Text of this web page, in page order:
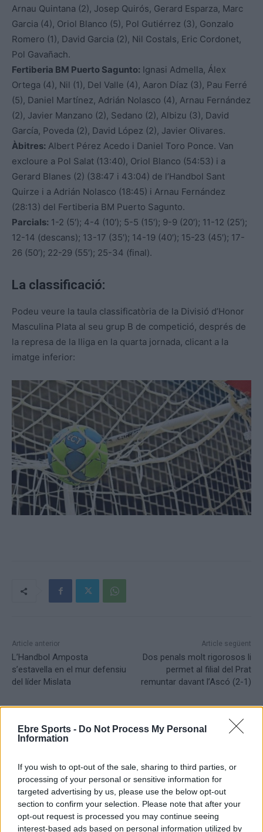
Ebre Sports - Do Not Process My Personal
Information
If you wish to opt-out of the sale, sharing to third parties, or
processing of your personal or sensitive information for
targeted advertising by us, please use the below opt-out
section to confirm your selection. Please note that after your
opt-out request is processed you may continue seeing
interest-based ads based on personal information utilized by
Arnau Quintana (2), Josep Quirós, Gerard Esparza, Marc
Garcia (4), Oriol Blanco (5), Pol Gutiérrez (3), Gonzalo
Romero (1), David Garcia (2), Nil Costals, Eric Cordonet,
Pol Gavañach.
Fertiberia BM Puerto Sagunto: Ignasi Admella, Álex
Ortega (4), Nil (1), Del Valle (4), Aaron Díaz (3), Pau Ferré
(5), Daniel Martínez, Adrián Nolasco (4), Arnau Fernández
(2), Javier Manzano (2), Sedano (2), Albizu (3), David
García, Poveda (2), David López (2), Javier Olivares.
Àbitres: Albert Pérez Acedo i Daniel Toro Ponce. Van
excloure a Pol Salat (13:40), Oriol Blanco (54:53) i a
Gerard Blanes (2) (38:47 i 43:04) de l’Handbol Sant
Quirze i a Adrián Nolasco (18:45) i Arnau Fernández
(28:13) del Fertiberia BM Puerto Sagunto.
Parcials: 1-2 (5′); 4-4 (10′); 5-5 (15′); 9-9 (20′); 11-12 (25′);
12-14 (descans); 13-17 (35′); 14-19 (40′); 15-23 (45′); 17-
26 (50′); 22-29 (55′); 25-34 (final).
La classificació:
Podeu veure la taula classificatòria de la Divisió d’Honor
Masculina Plata al seu grup B de competició, després de
la represa de la lliga en la quarta jornada, clicant a la
imatge inferior:
Article anterior
L’Handbol Amposta
s’estavella en el mur defensiu
del líder Mislata
Article següent
Dos penals molt rigorosos li
permet al filial del Prat
remuntar davant l’Ascó (2-1)
Setmanari l'Ebre